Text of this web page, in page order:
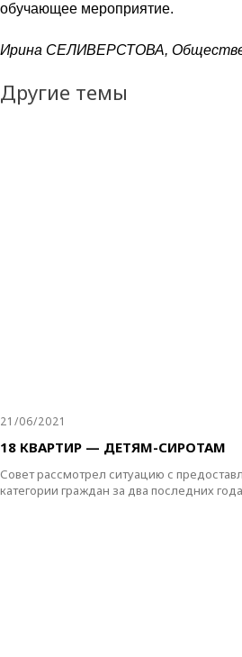
обучающее мероприятие.
Ирина СЕЛИВЕРСТОВА,
Другие темы
21/06/2021
18 КВАРТИР — ДЕТЯМ-СИРОТАМ
Совет рассмотрел ситуацию с
категории граждан за два последних года